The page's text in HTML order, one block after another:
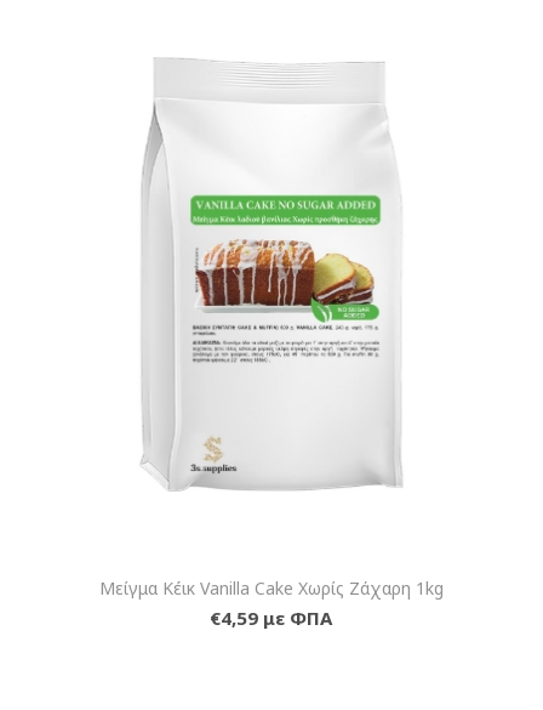
Μείγμα Κέικ Vanilla Cake Χωρίς Ζάχαρη 1kg
€4,59 με ΦΠΑ